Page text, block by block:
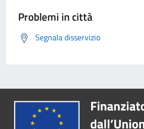
Problemi in città
Segnala disservizio